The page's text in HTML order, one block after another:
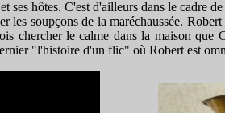
ses hôtes. C'est d'ailleurs dans le cadre
soupçons de la maréchaussée.
chercher le calme dans la maison que
"l'histoire d'un flic" où Robert est